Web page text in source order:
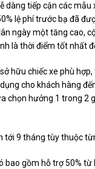
dàng tiếp cận các
lệ phí trước bạ đã
ngày một tăng cao,
là thời điểm tốt nhất
hữu chiếc xe phù
cho khách hàng
chọn hưởng 1 trong 2
tới 9 tháng tùy thuộc
gồm hỗ trợ 50% từ